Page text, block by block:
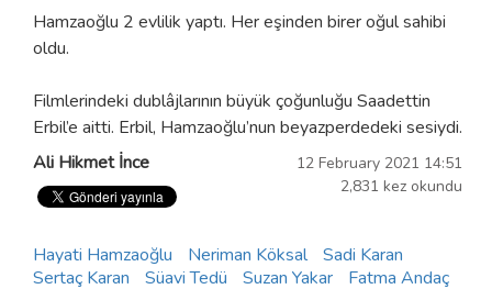
Hamzaoğlu 2 evlilik yaptı. Her eşinden birer oğul sahibi
oldu.
Filmlerindeki dublâjlarının büyük çoğunluğu Saadettin
Erbil’e aitti. Erbil, Hamzaoğlu’nun beyazperdedeki sesiydi.
12 February 2021 14:51
2,831 kez okundu
Ali Hikmet İnce
Hayati Hamzaoğlu Neriman Köksal
Sadi Karan
Sertaç Karan
Süavi Tedü Suzan Yakar
Fatma Andaç